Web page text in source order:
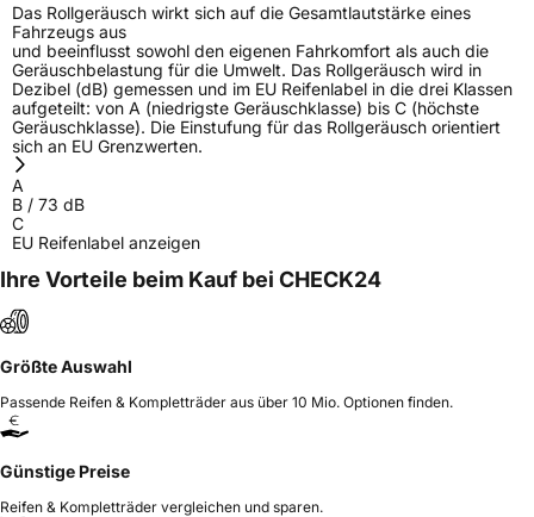
Das Rollgeräusch wirkt sich auf die Gesamtlautstärke eines
Fahrzeugs aus
und beeinflusst sowohl den eigenen Fahrkomfort als auch die
Geräuschbelastung für die Umwelt. Das Rollgeräusch wird in
Dezibel (dB) gemessen und im EU Reifenlabel in die drei Klassen
aufgeteilt: von A (niedrigste Geräuschklasse) bis C (höchste
Geräuschklasse). Die Einstufung für das Rollgeräusch orientiert
sich an EU Grenzwerten.
A
B / 73 dB
C
EU Reifenlabel anzeigen
Ihre Vorteile beim Kauf bei CHECK24
Größte Auswahl
Passende Reifen & Kompletträder aus über 10 Mio. Optionen finden.
Günstige Preise
Reifen & Kompletträder vergleichen und sparen.